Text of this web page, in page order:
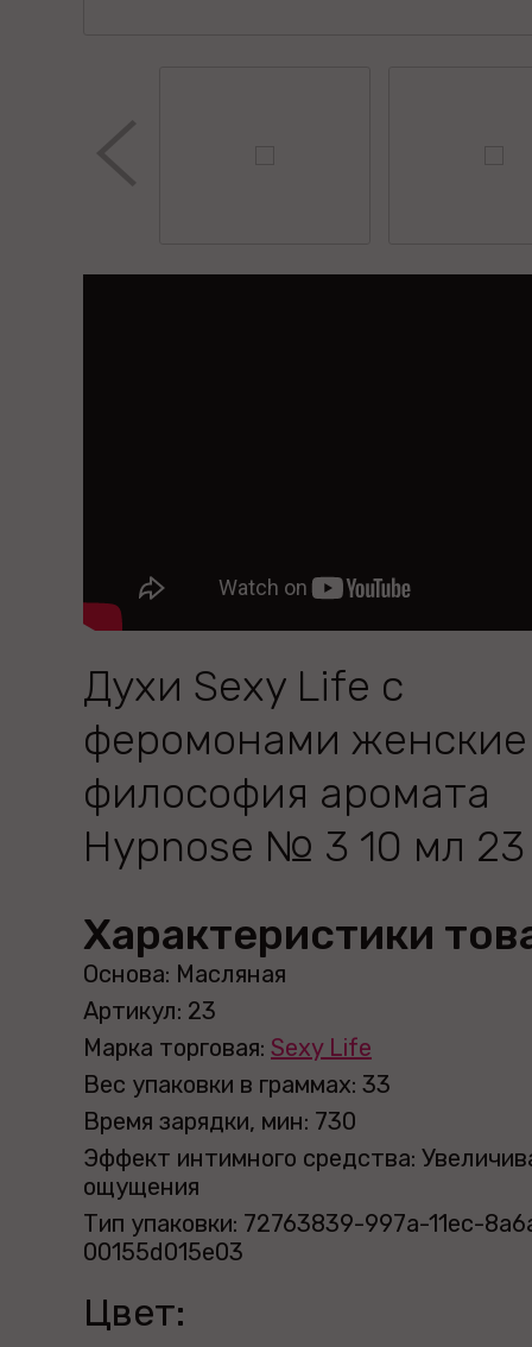
Духи Sexy Life с
феромонами женские
философия аромата
Hypnose № 3 10 мл 23
Характеристики
Основа: Масляная
Артикул: 23
Марка торговая: Sexy Life
Вес упаковки в граммах: 33
Время зарядки, мин: 730
Эффект интимного средства:
ощущения
Тип упаковки: 72763839-997a-11ec-
00155d015e03
Цвет: